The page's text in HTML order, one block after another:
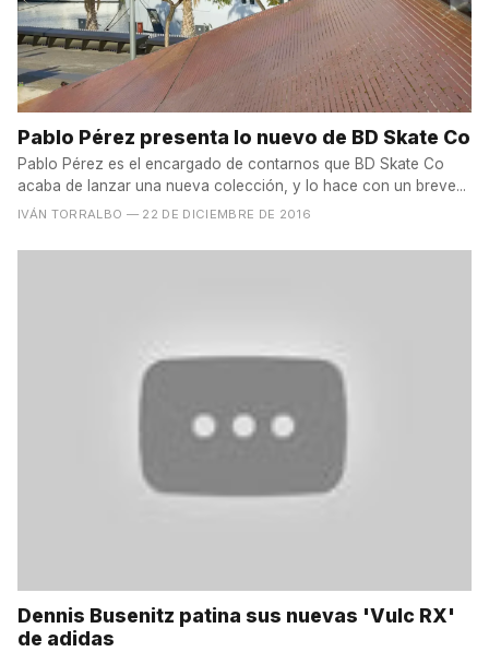
Pablo Pérez presenta lo nuevo de BD Skate Co
Pablo Pérez es el encargado de contarnos que BD Skate Co
acaba de lanzar una nueva colección, y lo hace con un breve...
IVÁN TORRALBO — 22 DE DICIEMBRE DE 2016
Dennis Busenitz patina sus nuevas 'Vulc RX'
de adidas